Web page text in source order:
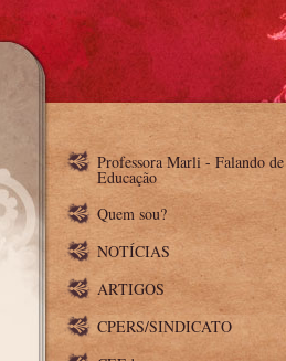
Professora Marli - Falando de
Educação
Quem sou?
NOTÍCIAS
ARTIGOS
CPERS/SINDICATO